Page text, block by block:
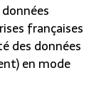
françaises
des données
en mode